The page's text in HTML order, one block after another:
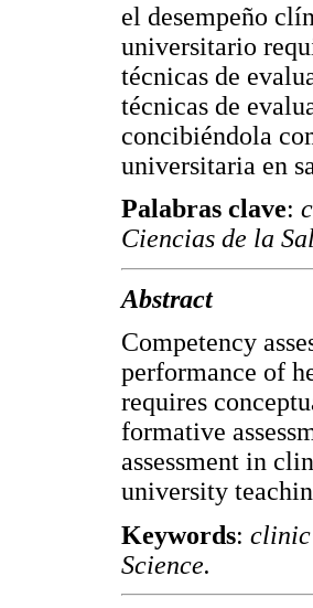
el desempeño
universitario
técnicas de
técnicas de
concibiéndola
universitaria en
Palabras clave:
Ciencias de la
Abstract
Competency
performance of
requires
formative
assessment in
university
Keywords: clinic
Science.